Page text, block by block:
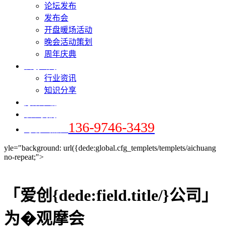
论坛发布
发布会
开盘暖场活动
晚会活动策划
周年庆典
行业资讯
知识分享
136-9746-3439
yle="background: url({dede:global.cfg_templets/templets/aichuang
no-repeat;">
「爱创{dede:field.title/}公司」
为�观摩会